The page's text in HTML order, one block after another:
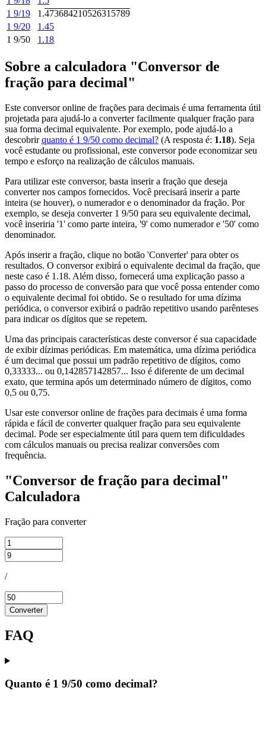
1 9/19
1.473684210526315789
1 9/20
1.45
1 9/50
1.18
Sobre a calculadora "Conversor de
fração para decimal"
Este conversor online de frações para decimais é uma ferramenta útil
projetada para ajudá-lo a converter facilmente qualquer fração para
sua forma decimal equivalente. Por exemplo, pode ajudá-lo a
descobrirquanto é 1 9/50 como decimal? (A resposta é: 1.18). Seja
você estudante ou profissional, este conversor pode economizar seu
tempo e esforço na realização de cálculos manuais.
Para utilizar este conversor, basta inserir a fração que deseja
converter nos campos fornecidos. Você precisará inserir a parte
inteira (se houver), o numerador e o denominador da fração. Por
exemplo, se deseja converter 1 9/50 para seu equivalente decimal,
você inseriria '1' como parte inteira, '9' como numerador e '50' como
denominador.
Após inserir a fração, clique no botão 'Converter' para obter os
resultados. O conversor exibirá o equivalente decimal da fração, que
neste caso é 1.18. Além disso, fornecerá uma explicação passo a
passo do processo de conversão para que você possa entender como
o equivalente decimal foi obtido. Se o resultado for uma dízima
periódica, o conversor exibirá o padrão repetitivo usando parênteses
para indicar os dígitos que se repetem.
Uma das principais características deste conversor é sua capacidade
de exibir dízimas periódicas. Em matemática, uma dízima periódica
é um decimal que possui um padrão repetitivo de dígitos, como
0,33333... ou 0,142857142857... Isso é diferente de um decimal
exato, que termina após um determinado número de dígitos, como
0,5 ou 0,75.
Usar este conversor online de frações para decimais é uma forma
rápida e fácil de converter qualquer fração para seu equivalente
decimal. Pode ser especialmente útil para quem tem dificuldades
com cálculos manuais ou precisa realizar conversões com
frequência.
"Conversor de fração para decimal"
Calculadora
Fração para converter
/
Converter
FAQ
Quanto é 1 9/50 como decimal?